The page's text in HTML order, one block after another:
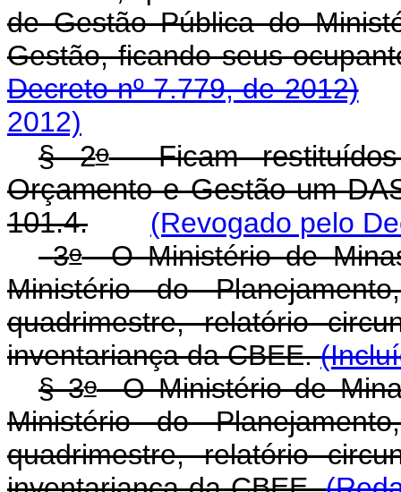
de Gestão Pública do
Gestão, ficando seus
Decreto nº 7.779, de 2012)
2012)
§ 2oFicam restituídos
Orçamento e Gestão um
101.4.
(Revogado pelo
3oO Ministério de
Ministério do
quadrimestre, relatório
inventariança da CBEE.
§ 3oO Ministério de
Ministério do
quadrimestre, relatório